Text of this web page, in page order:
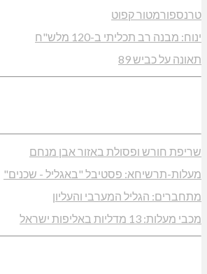
טרנספורמטור קפוט
ינוח: מבנה רב תכליתי ב-120 מלש"ח
תאונה על כביש 89
שריפת חורש ופסולת באזור אבן מנחם
מעלות-תרשיחא: פסטיבל "באגליל - שכנים"
מתחברים: הגליל המערבי והעליון
מכבי מעלות: 13 מדליות באליפות ישראל